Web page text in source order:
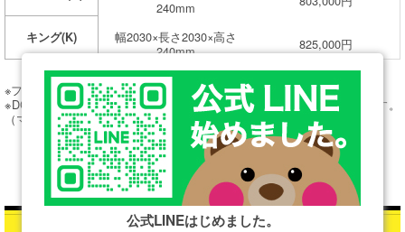
240mm
キング(K)
幅2030×長さ2030×高さ
240mm
825,000円
※フレームのみの価格です。（マットレス別売）
※DCのフレーム価格はヘッドボード＋ボトムの価格が含まれています。
（マットレス別売）
公式LINEはじめました。